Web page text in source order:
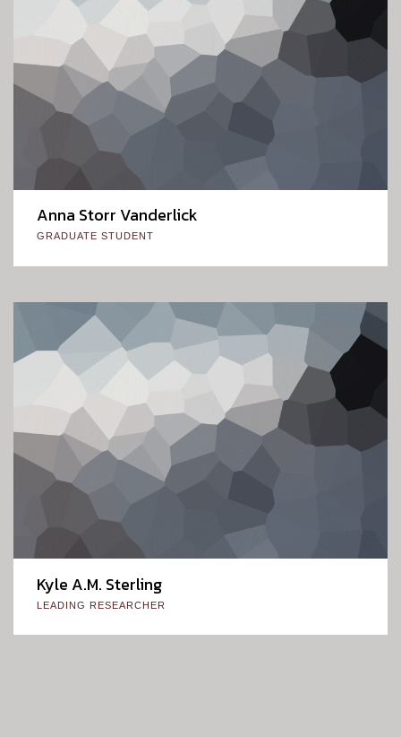
Anna Storr Vanderlick
GRADUATE STUDENT
Kyle A.M. Sterling
LEADING RESEARCHER